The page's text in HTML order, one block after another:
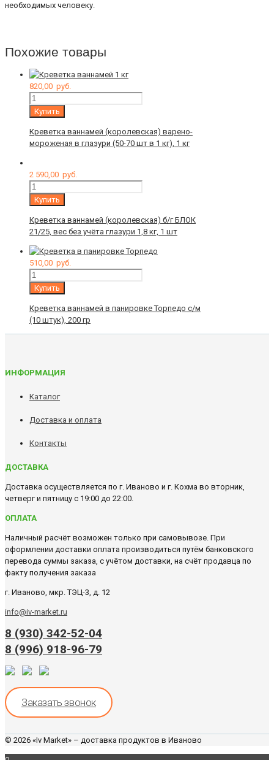
необходимых человеку.
Похожие товары
820,00 руб.
Количество
Купить
Креветка ваннамей (королевская) варено-
мороженая в глазури (50-70 шт в 1 кг), 1 кг
2 590,00 руб.
Количество
Купить
Креветка ваннамей (королевская) б/г БЛОК
21/25, вес без учёта глазури 1,8 кг, 1 шт
510,00 руб.
Количество
Купить
Креветка ваннамей в панировке Торпедо с/м
(10 штук), 200 гр
ИНФОРМАЦИЯ
Каталог
Доставка и оплата
Контакты
ДОСТАВКА
Доставка осуществляется по г. Иваново и г. Кохма во вторник,
четверг и пятницу с 19:00 до 22:00.
ОПЛАТА
Наличный расчёт возможен только при самовывозе. При
оформлении доставки оплата производиться путём банковского
перевода суммы заказа, с учётом доставки, на счёт продавца по
факту получения заказа
г. Иваново, мкр. ТЭЦ-3, д. 12
info@iv-market.ru
8 (930) 342-52-04
8 (996) 918-96-79
Заказать звонок
© 2026 «Iv Market» – доставка продуктов в Иваново